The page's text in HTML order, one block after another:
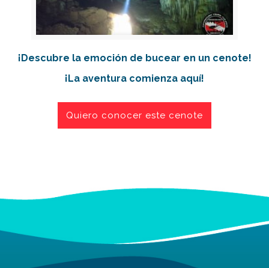
¡Descubre la emoción de bucear en un cenote!
¡La aventura comienza aquí!
Quiero conocer este cenote